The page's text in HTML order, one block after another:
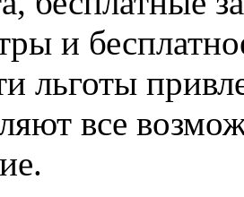
и
льготы
все